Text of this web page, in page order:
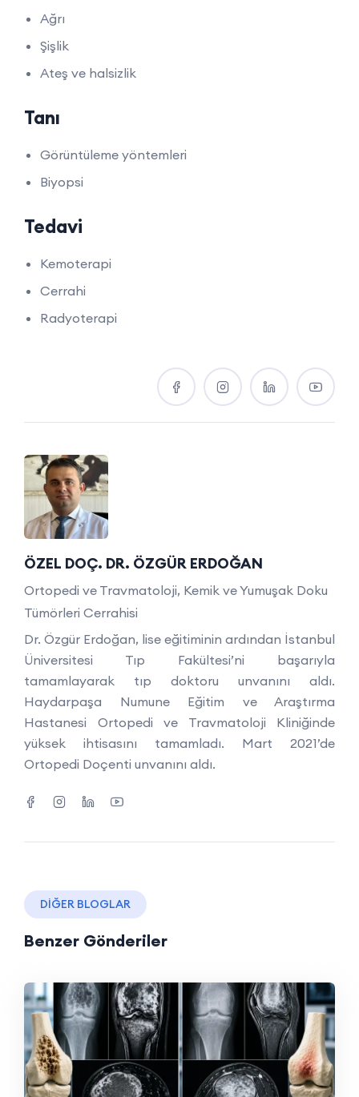
Ağrı
Şişlik
Ateş ve halsizlik
Tanı
Görüntüleme yöntemleri
Biyopsi
Tedavi
Kemoterapi
Cerrahi
Radyoterapi
ÖZEL DOÇ. DR. ÖZGÜR ERDOĞAN
Ortopedi ve Travmatoloji, Kemik ve Yumuşak Doku
Tümörleri Cerrahisi
Dr. Özgür Erdoğan, lise eğitiminin ardından İstanbul
Üniversitesi Tıp Fakültesi’ni başarıyla
tamamlayarak tıp doktoru unvanını aldı.
Haydarpaşa Numune Eğitim ve Araştırma
Hastanesi Ortopedi ve Travmatoloji Kliniğinde
yüksek ihtisasını tamamladı. Mart 2021’de
Ortopedi Doçenti unvanını aldı.
DIĞER BLOGLAR
Benzer Gönderiler